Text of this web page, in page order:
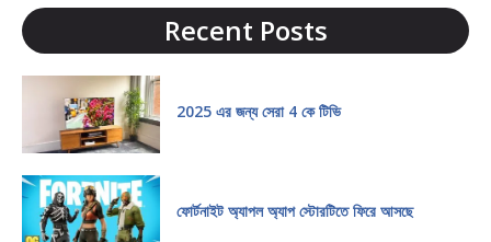
Recent Posts
2025 এর জন্য সেরা 4 কে টিভি
ফোর্টনাইট অ্যাপল অ্যাপ স্টোরটিতে ফিরে আসছে